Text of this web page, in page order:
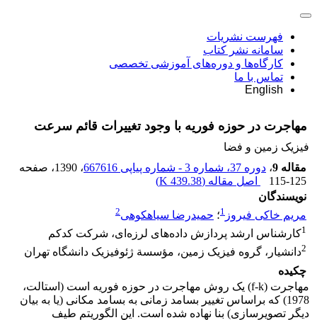
فهرست نشریات
سامانه نشر کتاب
کارگاه‌ها و دوره‌های آموزشی تخصصی
تماس با ما
English
مهاجرت در حوزه فوریه با وجود تغییرات قائم سرعت
فیزیک زمین و فضا
مقاله 9
، دوره 37، شماره 3 - شماره پیاپی 667616 ، 1390
، صفحه
115-125
اصل مقاله (439.38 K
)
نویسندگان
مریم خاکی فیروز 1؛ حمیدرضا سیاهکوهی2
1کارشناس ارشد پردازش داده‌های لرزه‌ای، شرکت کدکم
2دانشیار، گروه فیزیک زمین، مؤسسة ژئوفیزیک دانشگاه تهران
چکیده
مهاجرت (f-k) یک روش مهاجرت در حوزه فوریه است (استالت،
1978) که براساس تغییر بسامد زمانی به بسامد مکانی (یا به بیان
دیگر تصویرسازی) بنا نهاده شده است. این الگوریتم طیف